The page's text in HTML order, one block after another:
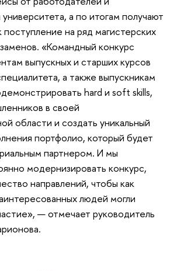
а по итогам получают
поступление на ряд магистерских
«Командный конкурс
выпускных и старших курсов
а также выпускникам
hard и soft skills,
в своей
области и создать уникальный
портфолио, который будет
партнером. И мы
модернизировать конкурс,
направлений, чтобы как
людей могли
— отмечает руководитель